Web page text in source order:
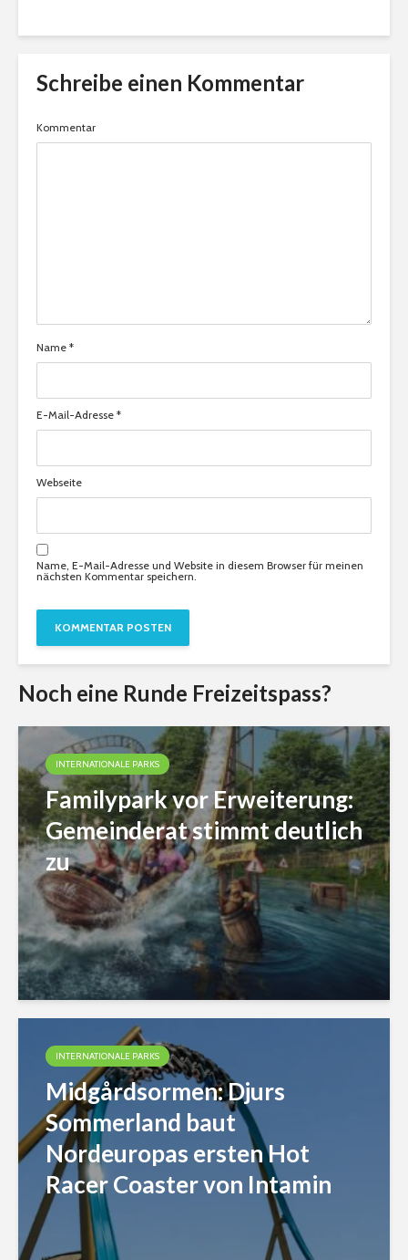
Schreibe einen Kommentar
Kommentar
Name *
E-Mail-Adresse *
Webseite
Name, E-Mail-Adresse und Website in diesem Browser für meinen
nächsten Kommentar speichern.
Noch eine Runde Freizeitspass?
INTERNATIONALE PARKS
Familypark vor Erweiterung:
Gemeinderat stimmt deutlich
zu
INTERNATIONALE PARKS
Midgårdsormen: Djurs
Sommerland baut
Nordeuropas ersten Hot
Racer Coaster von Intamin